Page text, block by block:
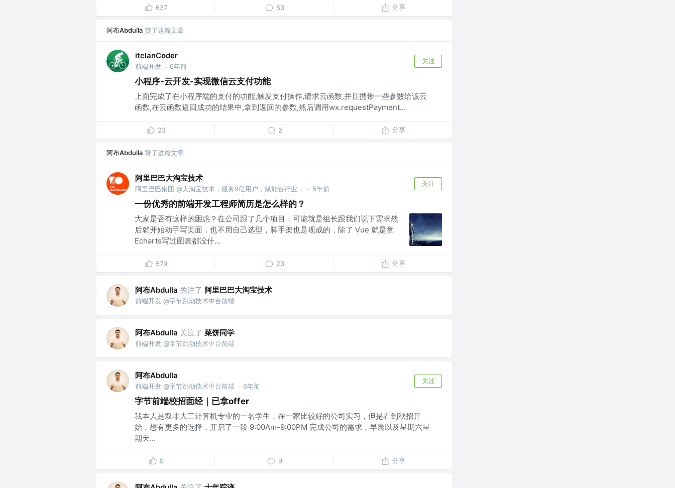
637 53 分享
阿布Abdulla 赞了这篇文章
itclanCoder
前端开发 · 6年前
关注
小程序-云开发-实现微信云支付功能
上面完成了在小程序端的支付的功能,触发支付操作,请求云函数,并且携带一些参数给该云
函数,在云函数返回成功的结果中,拿到返回的参数,然后调用wx.requestPayment...
23 2 分享
阿布Abdulla 赞了这篇文章
阿里巴巴大淘宝技术
阿里巴巴集团 @大淘宝技术，服务9亿用户，赋能各行业1000万商家，作为核心技术团队保障14次双十一购物狂欢节成功 · 5年前
关注
一份优秀的前端开发工程师简历是怎么样的？
大家是否有这样的困惑？在公司跟了几个项目，可能就是组长跟我们说下需求然
后就开始动手写页面，也不用自己选型，脚手架也是现成的，除了 Vue 就是拿
Echarts写过图表都没什...
579 23 分享
阿布Abdulla 关注了 阿里巴巴大淘宝技术
前端开发 @字节跳动技术中台前端
阿布Abdulla 关注了 菜饼同学
前端开发 @字节跳动技术中台前端
阿布Abdulla
前端开发 @字节跳动技术中台前端 · 6年前
关注
字节前端校招面经｜已拿offer
我本人是双非大三计算机专业的一名学生，在一家比较好的公司实习，但是看到秋招开
始，想有更多的选择，开启了一段 9:00Am-9:00PM 完成公司的需求，早晨以及星期六星
期天...
9 9 分享